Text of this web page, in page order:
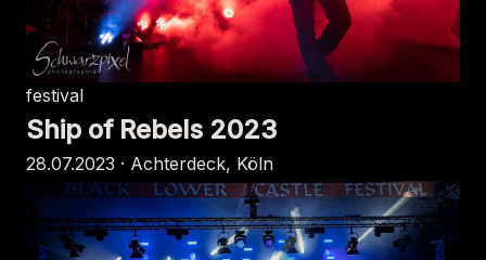
festival
Ship of Rebels 2023
28.07.2023 · Achterdeck, Köln